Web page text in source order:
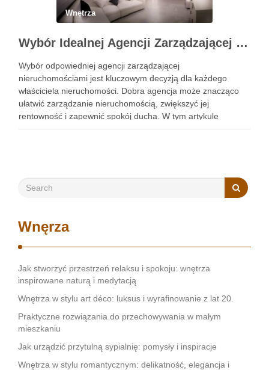
Wnętrza
Wybór Idealnej Agencji Zarządzającej Nieruchomościami: Kompleksowy Przewodnik
Wybór odpowiedniej agencji zarządzającej
nieruchomościami jest kluczowym decyzją dla każdego
właściciela nieruchomości. Dobra agencja może znacząco
ułatwić zarządzanie nieruchomością, zwiększyć jej
rentowność i zapewnić spokój ducha. W tym artykule
przedstawimy, jak wybrać najlepszą agencję, szczególnie w
Wnęrza
Jak stworzyć przestrzeń relaksu i spokoju: wnętrza
inspirowane naturą i medytacją
Wnętrza w stylu art déco: luksus i wyrafinowanie z lat 20.
Praktyczne rozwiązania do przechowywania w małym
mieszkaniu
Jak urządzić przytulną sypialnię: pomysły i inspiracje
Wnętrza w stylu romantycznym: delikatność, elegancja i